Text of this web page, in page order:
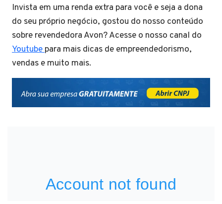
Invista em uma renda extra para você e seja a dona
do seu próprio negócio, gostou do nosso conteúdo
sobre revendedora Avon? Acesse o nosso canal do
Youtubepara mais dicas de empreendedorismo,
vendas e muito mais.